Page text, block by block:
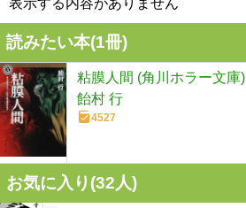
表示する内容がありません
読みたい本(1冊)
粘膜人間 (角川ホラー文庫)
飴村 行
4527
お気に入り(32人)